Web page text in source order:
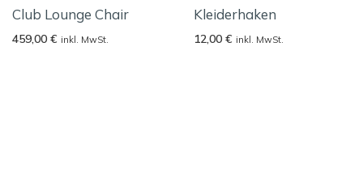
Club Lounge Chair
459,00 € inkl. MwSt.
Kleiderhaken
12,00 € inkl. MwSt.